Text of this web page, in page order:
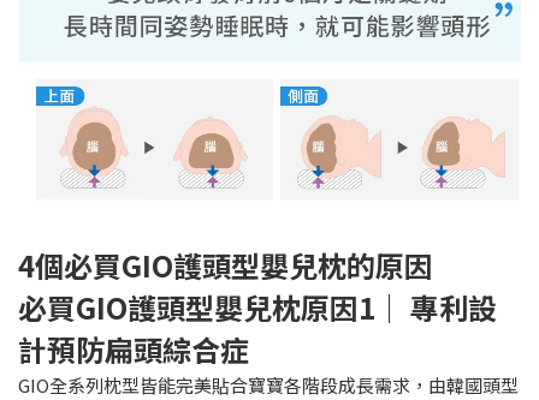
4個必買GIO護頭型嬰兒枕的原因
必買GIO護頭型嬰兒枕原因1｜ 專利設
計預防扁頭綜合症
GIO全系列枕型皆能完美貼合寶寶各階段成長需求，由韓國頭型